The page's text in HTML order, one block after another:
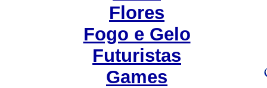
Flores
Fogo e Gelo
Futuristas
Games